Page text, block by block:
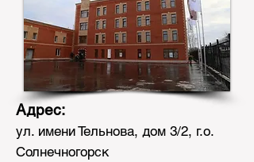
Адрес:
ул. имени Тельнова, дом 3/2, г.о.
Солнечногорск